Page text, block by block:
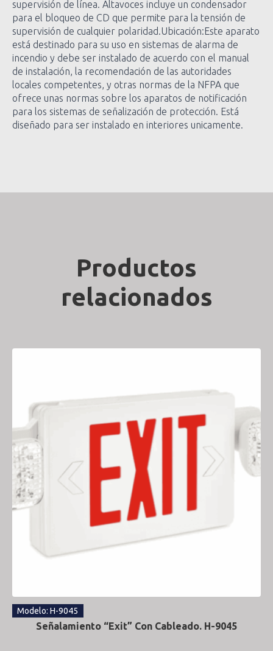
supervisión de línea. Altavoces incluye un condensador
para el bloqueo de CD que permite para la tensión de
supervisión de cualquier polaridad.Ubicación:Este aparato
está destinado para su uso en sistemas de alarma de
incendio y debe ser instalado de acuerdo con el manual
de instalación, la recomendación de las autoridades
locales competentes, y otras normas de la NFPA que
ofrece unas normas sobre los aparatos de notificación
para los sistemas de señalización de protección. Está
diseñado para ser instalado en interiores unicamente.
Productos
relacionados
Modelo: H-9045
Señalamiento “Exit” Con Cableado. H-9045